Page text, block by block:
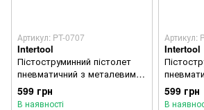
Артикул: PT-0707
Intertool
Пістоструминний пістолет
пневматичний з металевим
бачком INTERTOOL PT-0707
599 грн
В наявності
Артикул:
Intertool
599 грн
В